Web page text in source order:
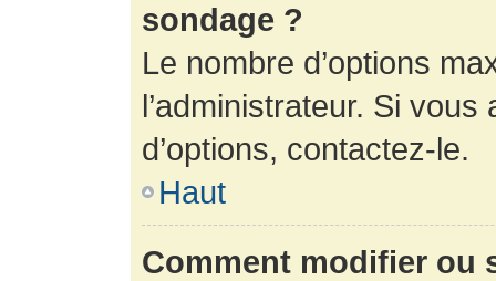
sondage ?
Le nombre d’options
l’administrateur. Si
d’options, contactez-le.
Haut
Comment modifier ou